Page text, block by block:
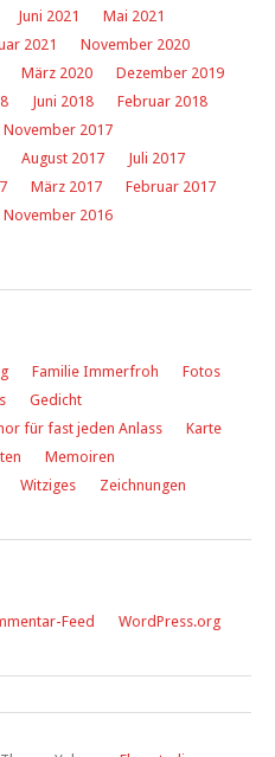
Juni 2021
Mai 2021
2021
November 2020
März 2020
Dezember 2019
Juni 2018
Februar 2018
November 2017
August 2017
Juli 2017
März 2017
Februar 2017
November 2016
Familie Immerfroh
Fotos
Gedicht
für fast jeden Anlass
Karte
Memoiren
Witziges Zeichnungen
Feed WordPress.org